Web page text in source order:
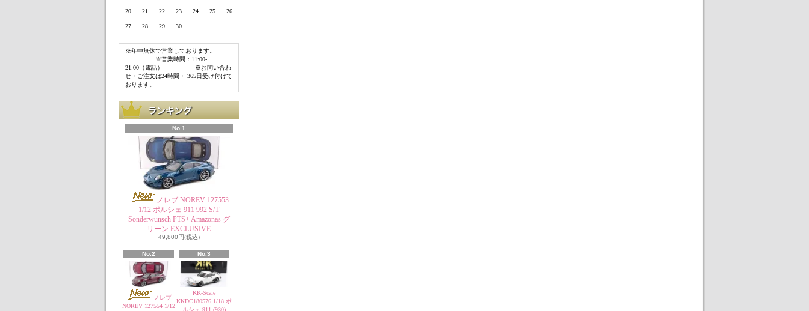
20 21 22 23 24 25 26
27 28 29 30
※年中無休で営業しております。
※営業時間：11:00-
21:00（電話） ※お問い合わ
せ・ご注文は24時間・ 365日受け付けて
おります。
No.1
ノレブ NOREV 127553
1/12 ポルシェ 911 992 S/T
Sonderwunsch PTS+ Amazonas グ
リーン EXCLUSIVE
49,800円(税込)
No.2
ノレブ
NOREV 127554 1/12
No.3
KK-Scale
KKDC180576 1/18 ポ
ルシェ 911 (930)